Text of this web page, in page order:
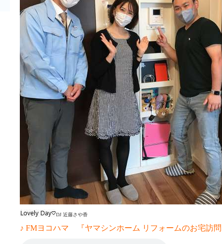
DJ 近藤さや香
♪ FMヨコハマ 『ヤマシンホーム リフォームのお宅訪